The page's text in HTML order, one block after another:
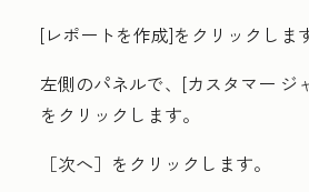
[レポートを作成]をクリックしま
左側のパネルで、[カスタマー ジ
をクリックします。
［次へ］をクリックします。